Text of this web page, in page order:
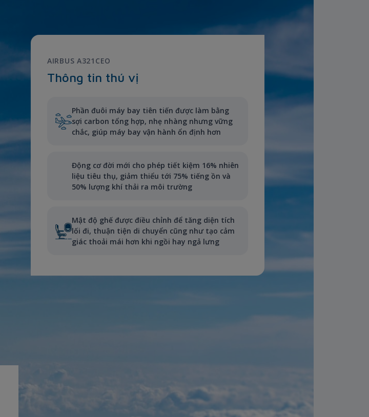
AIRBUS A321CEO
Thông tin thú vị
Phần đuôi máy bay tiên tiến được làm bằng
sợi carbon tổng hợp, nhẹ nhàng nhưng vững
chắc, giúp máy bay vận hành ổn định hơn
Động cơ đời mới cho phép tiết kiệm 16% nhiên
liệu tiêu thụ, giảm thiểu tới 75% tiếng ồn và
50% lượng khí thải ra môi trường
Mật độ ghế được điều chỉnh để tăng diện tích
lối đi, thuận tiện di chuyển cũng như tạo cảm
giác thoải mái hơn khi ngồi hay ngả lưng